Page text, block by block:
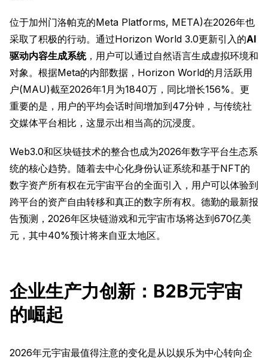
位于加州门洛帕克的Meta Platforms, META)在2026年也
采取了积极的行动。通过Horizon World 3.0更新引入的AI
驱动内容生成系统，用户可以通过自然语言生成虚拟环境和
对象。根据Meta的内部数据，Horizon World的月活跃用
户(MAU)截至2026年1月为1840万，同比增长156%。更
重要的是，用户的平均会话时间增加到47分钟，与传统社
交媒体平台相比，这显示出相当高的沉浸度。
Web3.0和区块链技术的整合也成为2026年数字平台生态系
统的核心趋势。随着去中心化身份认证系统和基于NFT的
数字资产所有权在元宇宙平台的全面引入，用户可以体验到
跨平台的资产自由转移和真正的数字所有权。德勤的最新报
告预测，2026年区块链游戏和元宇宙市场将达到670亿美
元，其中40%预计将来自亚太地区。
企业生产力创新：B2B元宇宙
的崛起
2026年元宇宙最值得注意的变化是从以娱乐为中心转向企